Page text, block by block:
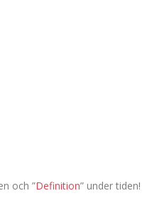
och ”Definition” under tiden!